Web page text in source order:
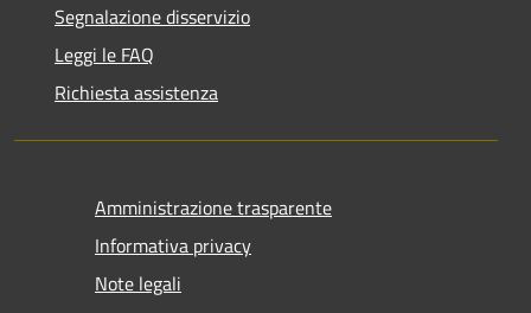
Segnalazione disservizio
Leggi le FAQ
Richiesta assistenza
Amministrazione trasparente
Informativa privacy
Note legali